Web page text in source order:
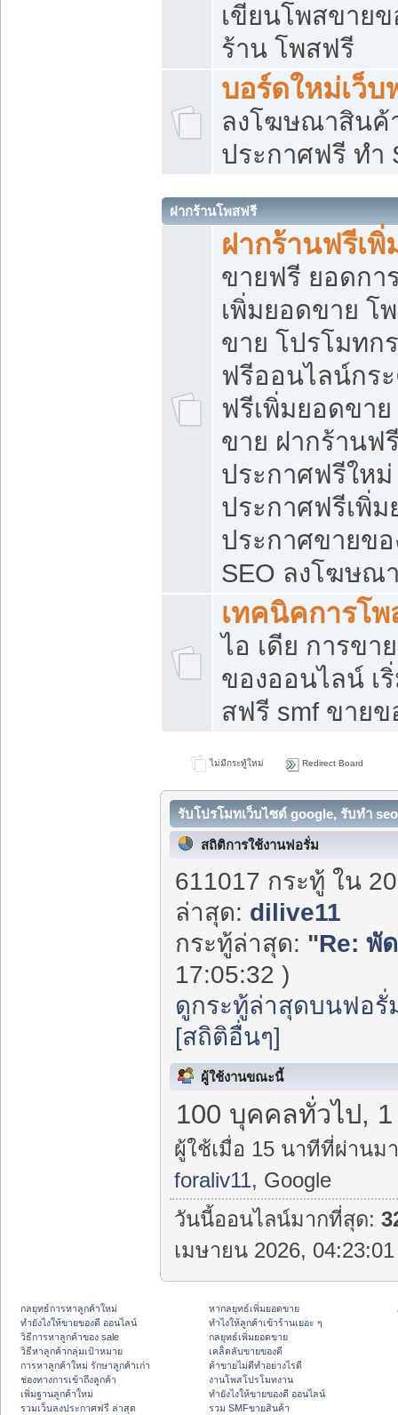
เขียนโพสขาย
ร้าน โพสฟรี
บอร์ดใหม่เว็บ
ลงโฆษณาสิน
ประกาศฟรี ทำ
ฝากร้านโพสฟรี
ฝากร้านฟรีเ
ขายฟรี ยอดกา
เพิ่มยอดขาย โ
ขาย โปรโมทก
ฟรีออนไลน์กร
ฟรีเพิ่มยอดขา
ขาย ฝากร้านฟ
ประกาศฟรีใหม่
ประกาศฟรีเพิ่
ประกาศขายข
SEO ลงโฆษณ
เทคนิคการโ
ไอ เดีย การขา
ของออนไลน์ เ
สฟรี smf ขาย
ไม่มีกระทู้ใหม่ Redirect Board
รับโปรโมทเว็บไซต์ google, รับทำ
สถิติการใช้งานฟอรั่ม
611017 กระทู้ ใน
ล่าสุด: dilive11
กระทู้ล่าสุด: "Re: พั
17:05:32 )
ดูกระทู้ล่าสุดบนฟอรั่
[สถิติอื่นๆ]
ผู้ใช้งานขณะนี้
100 บุคคลทั่วไป,
ผู้ใช้เมื่อ 15 นาทีที่ผ่านม
foraliv11, Google
วันนี้ออนไลน์มากที่สุด:
เมษายน 2026,
กลยุทธ์การหาลูกค้าใหม่
ทํายังไงให้ขายของดี ออนไลน์
วิธีการหาลูกค้าของ sale
วิธีหาลูกค้ากลุ่มเป้าหมาย
การหาลูกค้าใหม่ รักษาลูกค้าเก่า
ช่องทางการเข้าถึงลูกค้า
เพิ่มฐานลูกค้าใหม่
รวมเว็บลงประกาศฟรี ล่าสุด
หากลยุทธ์เพิ่มยอดขาย
ทําไงให้ลูกค้าเข้าร้านเยอะ ๆ
กลยุทธ์เพิ่มยอดขาย
เคล็ดลับขายของดี
ค้าขายไม่ดีทำอย่างไรดี
งานโพสโปรโมทงาน
ทํายังไงให้ขายของดี ออนไลน์
รวม SMFขายสินค้า